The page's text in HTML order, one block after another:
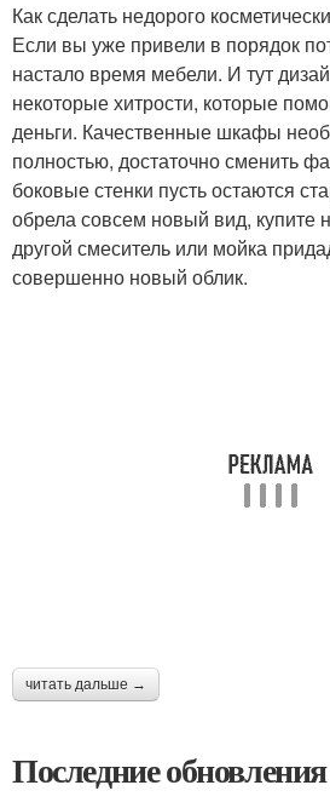
Как сделать недорого
Если вы уже привели в порядок
настало время мебели. И тут
некоторые хитрости, которые
деньги. Качественные шкафы
полностью, достаточно сменить
боковые стенки пусть остаются
обрела совсем новый вид, купите
другой смеситель или мойка
совершенно новый облик.
читать дальше →
Последние